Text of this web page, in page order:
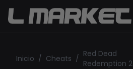
Inicio / Cheats / Red Dead
Redemption 2